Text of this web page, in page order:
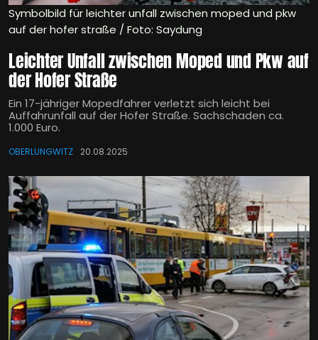
Symbolbild für leichter unfall zwischen moped und pkw
auf der hofer straße / Foto: Saydung
Leichter Unfall zwischen Moped und Pkw auf
der Hofer Straße
Ein 17-jähriger Mopedfahrer verletzt sich leicht bei
Auffahrunfall auf der Hofer Straße. Sachschaden ca.
1.000 Euro.
OBERLUNGWITZ 20.08.2025